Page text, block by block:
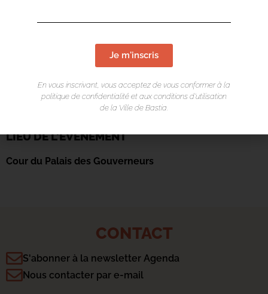
LIEU DE L'ÉVÉNEMENT
Cour du Palais des Gouverneurs
CONTACT
S'abonner à la newsletter Agenda
Nous contacter par e-mail
Je m'inscris
En vous inscrivant, vous acceptez de vous conformer à la
politique de confidentialité et aux conditions d’utilisation
de la Ville de Bastia.